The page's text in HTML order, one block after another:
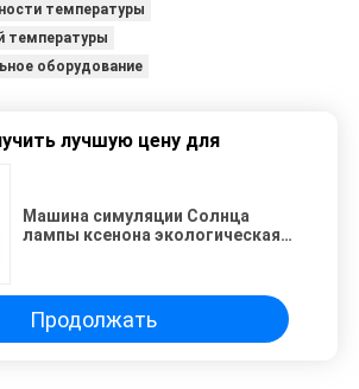
температуры
температуры
оборудование
лучшую цену для
Машина симуляции Солнца
лампы ксенона экологическая
теста
Продолжать